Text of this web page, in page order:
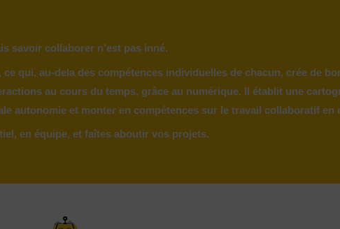
savoir collaborer n’est pas inné.
qui, au-dela des compétences individuelles de chacun, crée de
au cours du temps, grâce au numérique. Il établit une
autonomie et monter en compétences sur le travail collaboratif en
en équipe, et faîtes aboutir vos projets.